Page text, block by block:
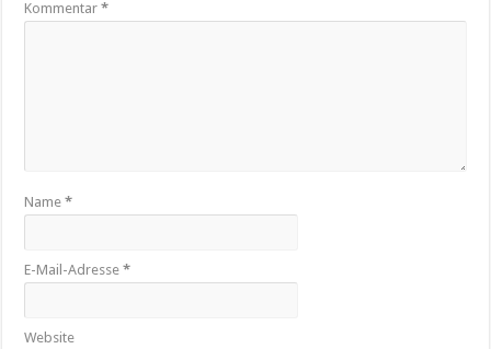
Kommentar*
Name*
E-Mail-Adresse*
Website